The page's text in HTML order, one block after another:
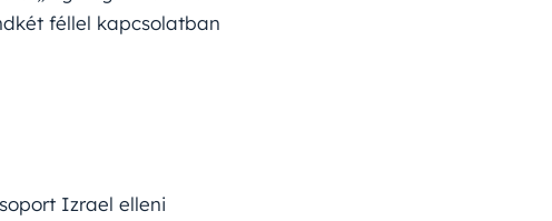
féllel kapcsolatban
Izrael elleni